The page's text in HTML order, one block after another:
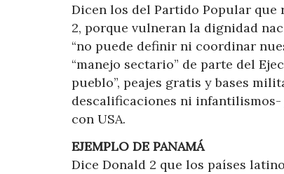
Dicen los del Partido Popular que
2, porque vulneran la dignidad
“no puede definir ni coordinar
“manejo sectario” de parte del
pueblo”, peajes gratis y bases
descalificaciones ni
con USA.
EJEMPLO DE PANAMÁ
Dice Donald 2 que los países